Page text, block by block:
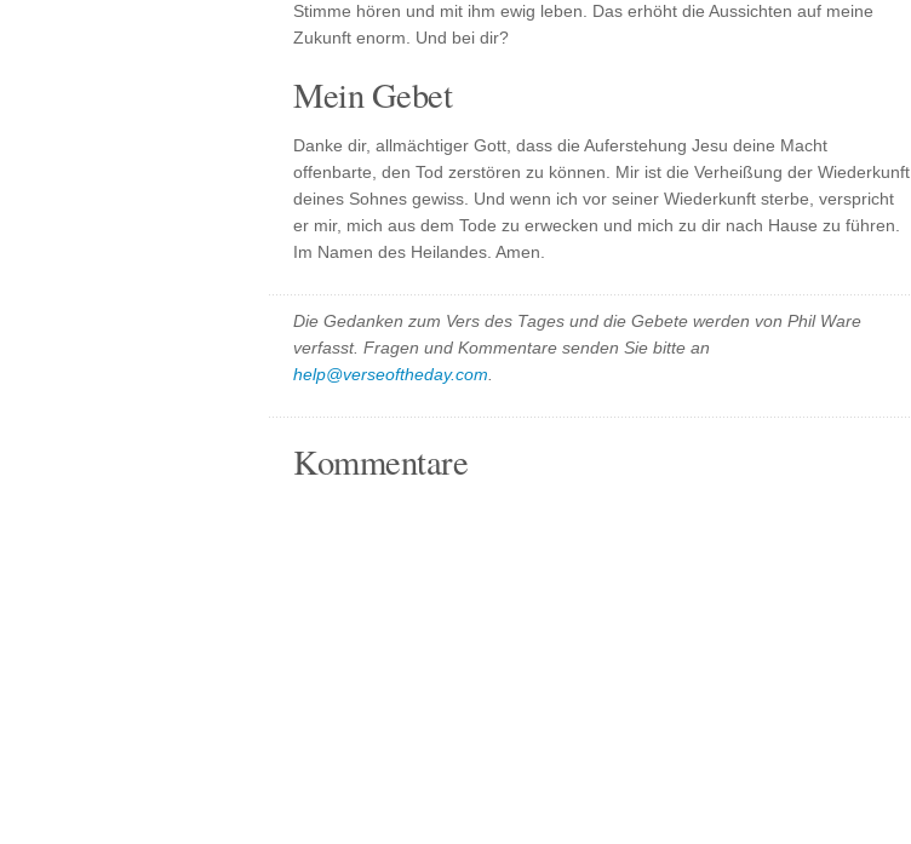
Stimme hören und mit ihm ewig leben. Das erhöht die Aussichten auf meine
Zukunft enorm. Und bei dir?
Mein Gebet
Danke dir, allmächtiger Gott, dass die Auferstehung Jesu deine Macht
offenbarte, den Tod zerstören zu können. Mir ist die Verheißung der Wiederkunft
deines Sohnes gewiss. Und wenn ich vor seiner Wiederkunft sterbe, verspricht
er mir, mich aus dem Tode zu erwecken und mich zu dir nach Hause zu führen.
Im Namen des Heilandes. Amen.
Die Gedanken zum Vers des Tages und die Gebete werden von Phil Ware
verfasst. Fragen und Kommentare senden Sie bitte an
help@verseoftheday.com
Kommentare